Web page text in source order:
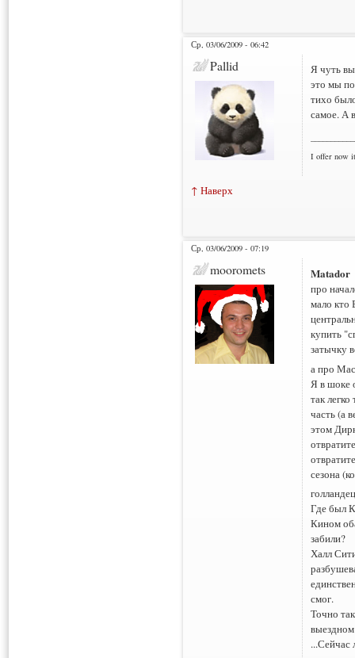
Ср, 03/06/2009 - 06:42
Pallid
Я чуть
это мы
тихо
самое. А
I offer now
↑ Наверх
Ср, 03/06/2009 - 07:19
mooromets Matador
про
мало кто
купить
затычку
а про
Я в шоке
так
часть (а
этом
сезона
Где был
Кином
забили?
Халл
смог.
Точно
...Сейчас